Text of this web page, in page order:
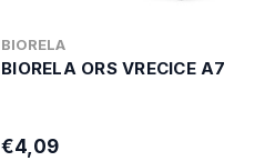
BIORELA
BIORELA ORS VRECICE A7
€4,09